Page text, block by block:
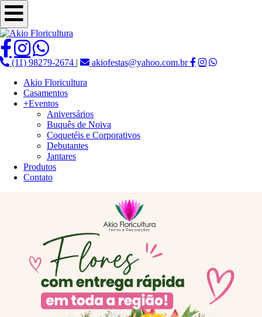
(11) 98279-2674 |
akiofestas@yahoo.com.br
Akio Floricultura
Casamentos
+Eventos
Aniversários
Buquês de Noiva
Coquetéis e Corporativos
Debutantes
Jantares
Produtos
Contato